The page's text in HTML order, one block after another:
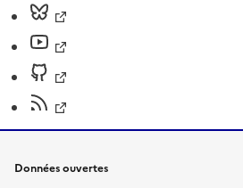
Données ouvertes